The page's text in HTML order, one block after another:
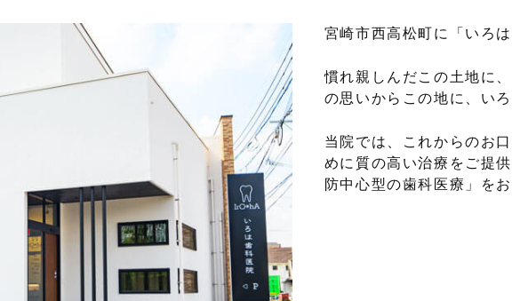
宮崎市西高松町に「いろ
慣れ親しんだこの土地に
の思いからこの地に、い
当院では、これからのお
めに質の高い治療をご提
防中心型の歯科医療」を